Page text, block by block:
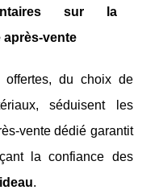
sur la
après-vente
offertes, du choix de
séduisent les
vente dédié garantit
la confiance des
.